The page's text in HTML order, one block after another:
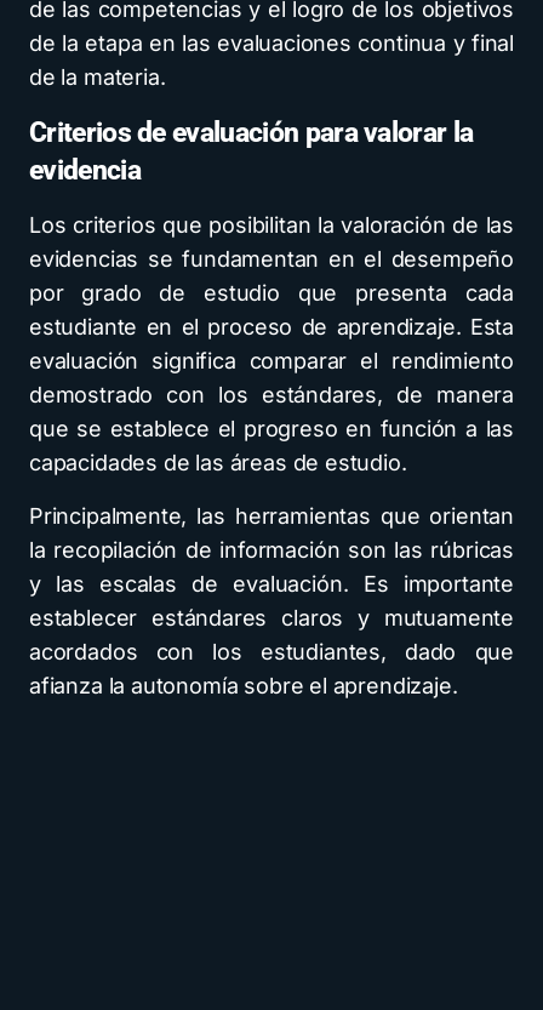
de las competencias y el logro de los objetivos
de la etapa en las evaluaciones continua y final
de la materia.
Criterios de evaluación para valorar la
evidencia
Los criterios que posibilitan la valoración de las
evidencias se fundamentan en el desempeño
por grado de estudio que presenta cada
estudiante en el proceso de aprendizaje. Esta
evaluación significa comparar el rendimiento
demostrado con los estándares, de manera
que se establece el progreso en función a las
capacidades de las áreas de estudio.
Principalmente, las herramientas que orientan
la recopilación de información son las rúbricas
y las escalas de evaluación. Es importante
establecer estándares claros y mutuamente
acordados con los estudiantes, dado que
afianza la autonomía sobre el aprendizaje.